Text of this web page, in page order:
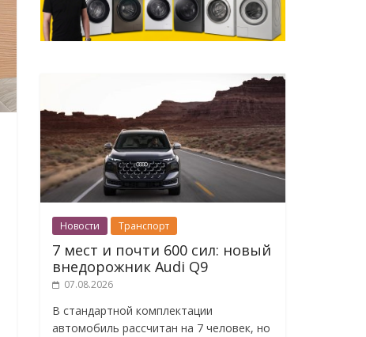
Новости Транспорт
7 мест и почти 600 сил: новый
внедорожник Audi Q9
07.08.2026
В стандартной комплектации
автомобиль рассчитан на 7 человек, но